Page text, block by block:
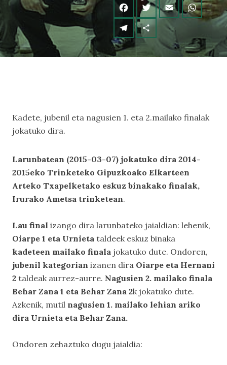
Kadete, jubenil eta nagusien 1. eta 2.mailako finalak
jokatuko dira.
Larunbatean (2015-03-07) jokatuko dira 2014-
2015eko Trinketeko Gipuzkoako Elkarteen
Arteko Txapelketako eskuz binakako finalak,
Irurako Ametsa trinketean.
Lau final izango dira larunbateko jaialdian: lehenik,
Oiarpe 1 eta Urnieta taldeek eskuz binaka
kadeteen mailako finala jokatuko dute. Ondoren,
jubenil kategorian izanen dira Oiarpe eta Hernani
2 taldeak aurrez-aurre. Nagusien 2. mailako finala
Behar Zana 1 eta Behar Zana 2k jokatuko dute.
Azkenik, mutil nagusien 1. mailako lehian ariko
dira Urnieta eta Behar Zana.
Ondoren zehaztuko dugu jaialdia: